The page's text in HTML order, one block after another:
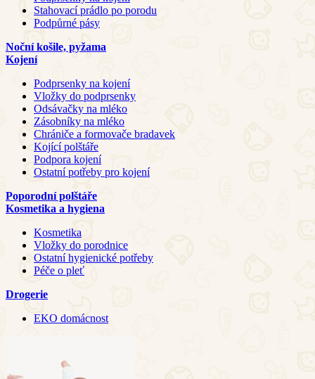
Stahovací prádlo po porodu
Podpůrné pásy
Noční košile, pyžama
Kojení
Podprsenky na kojení
Vložky do podprsenky
Odsávačky na mléko
Zásobníky na mléko
Chrániče a formovače bradavek
Kojící polštáře
Podpora kojení
Ostatní potřeby pro kojení
Poporodní polštáře
Kosmetika a hygiena
Kosmetika
Vložky do porodnice
Ostatní hygienické potřeby
Péče o pleť
Drogerie
EKO domácnost